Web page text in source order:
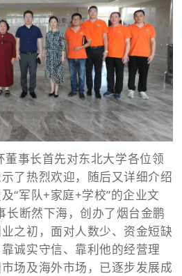
董事长首先对东北大学各位领
了热烈欢迎，随后又详细介绍
“军队+家庭+学校”的企业文
断然下海，创办了烟台金鹏
之初，面对人数少、资金短缺
诚实守信、靠利他的经营理
场及海外市场，已逐步发展成
专家团队
 联系我们